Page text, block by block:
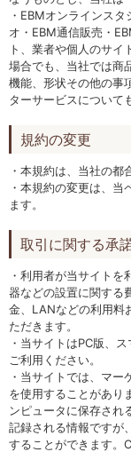
・EBMオンラインス
オ・EBM通信販売・
ト、業者や個人のサイ
場合でも、当社では商
機能、形状その他の事
ターサービスについて
規約の変更
・本規約は、当社の都
・本規約の変更は、
ます。
取引に関する承
・利用者が当サイト
器などの設置に関する
金、LANなどの利用料
ただきます。
・当サイトはPC版、
ご利用ください。
・当サイトでは、マ
を使用することがあり
ンピュータに保存され
記録される情報ですが
することができます。